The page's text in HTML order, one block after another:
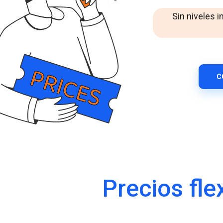
Mejora la interacción con losclientes a través de
WhatsApp entodoelmundo.
RCS Messaging
Descubre la mensajeríaempresarial de
próximageneración con multimedia e interactividad.
Voice (VoIP Gateway)
Un centro VoIP global único para llamadas de negocios
de altacalidadentodoelmundo.
Sin niveles
Precios